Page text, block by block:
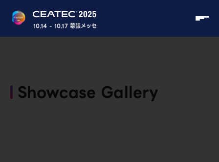
10.14 - 10.17 幕張メッセ
Showcase Gallery